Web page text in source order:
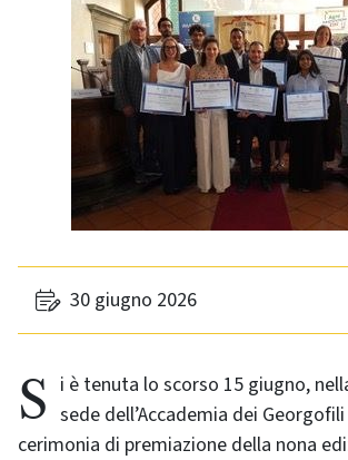
30 giugno 2026
Si è tenuta lo scorso 15 giugno, nella prestigiosa sede dell’Accademia dei
cerimonia di premiazione della nona